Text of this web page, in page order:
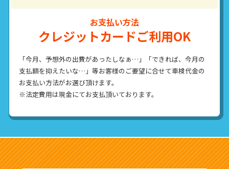
お支払い方法
クレジットカードご利用OK
「今月、予想外の出費があったしなぁ…」「できれば、今月の
支払額を抑えたいな…」等お客様のご要望に合せて車検代金の
お支払い方法がお選び頂けます。
※法定費用は現金にてお支払頂いております。